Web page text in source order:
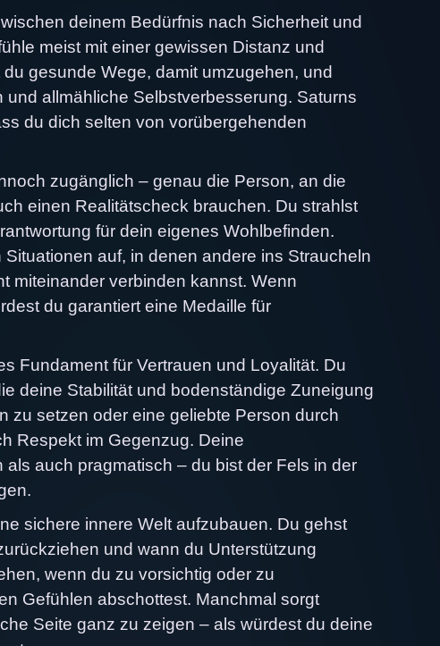
deinem Bedürfnis nach Sicherheit und
meist mit einer gewissen Distanz und
gesunde Wege, damit umzugehen, und
allmähliche Selbstverbesserung. Saturns
du dich selten von vorübergehenden
zugänglich – genau die Person, an die
einen Realitätscheck brauchen. Du strahlst
für dein eigenes Wohlbefinden.
auf, in denen andere ins Straucheln
miteinander verbinden kannst. Wenn
du garantiert eine Medaille für
Fundament für Vertrauen und Loyalität. Du
deine Stabilität und bodenständige Zuneigung
zu setzen oder eine geliebte Person durch
Respekt im Gegenzug. Deine
auch pragmatisch – du bist der Fels in der
sichere innere Welt aufzubauen. Du gehst
und wann du Unterstützung
wenn du zu vorsichtig oder zu
Gefühlen abschottest. Manchmal sorgt
Seite ganz zu zeigen – als würdest du deine